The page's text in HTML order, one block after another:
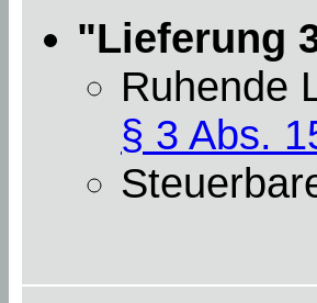
"Lieferung
Ruhende
§ 3 Abs.